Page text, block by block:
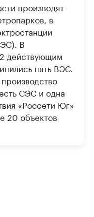
производят
в
В
действующим
пять ВЭС.
СЭС и одна
«Россети Юг»
20 объектов